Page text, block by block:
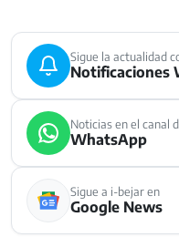
Sigue la actualidad
Notificaciones
Noticias en el canal
WhatsApp
Sigue a i-bejar en
Google News